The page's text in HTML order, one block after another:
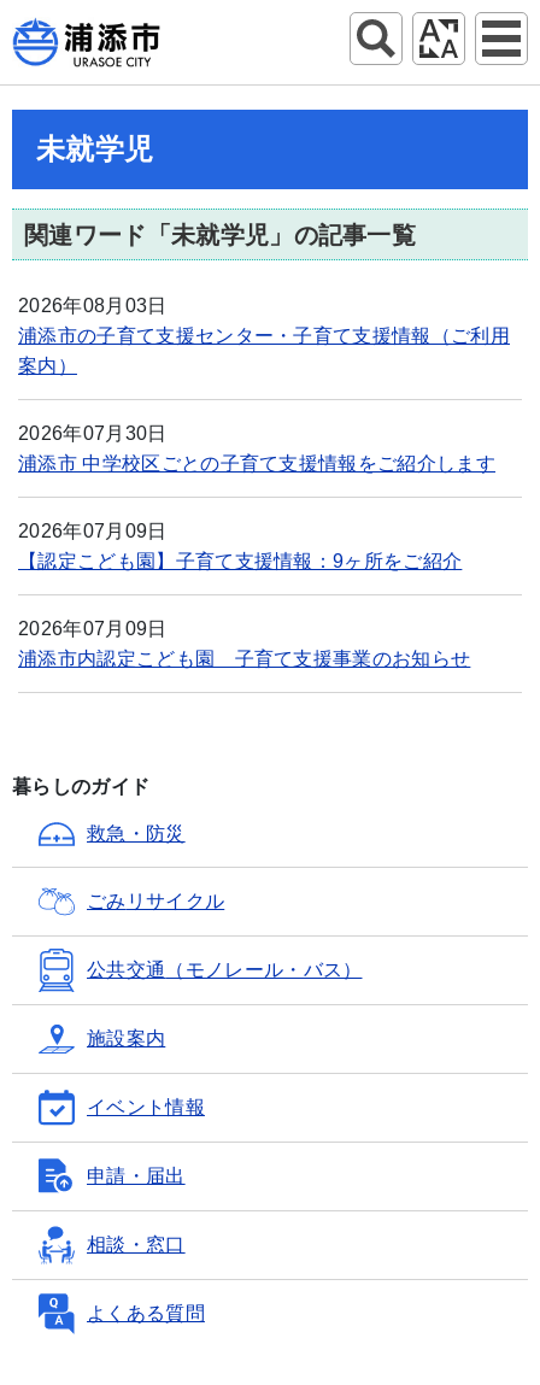
未就学児
関連ワード「未就学児」の記事一覧
2026年08月03日
浦添市の子育て支援センター・子育て支援情報（ご利用
案内）
2026年07月30日
浦添市 中学校区ごとの子育て支援情報をご紹介します
2026年07月09日
【認定こども園】子育て支援情報：9ヶ所をご紹介
2026年07月09日
浦添市内認定こども園 子育て支援事業のお知らせ
暮らしのガイド
救急・防災
ごみ リサイクル
公共交通 （モノレール・バス）
施設案内
イベント情報
申請・届出
相談・窓口
よくある質問